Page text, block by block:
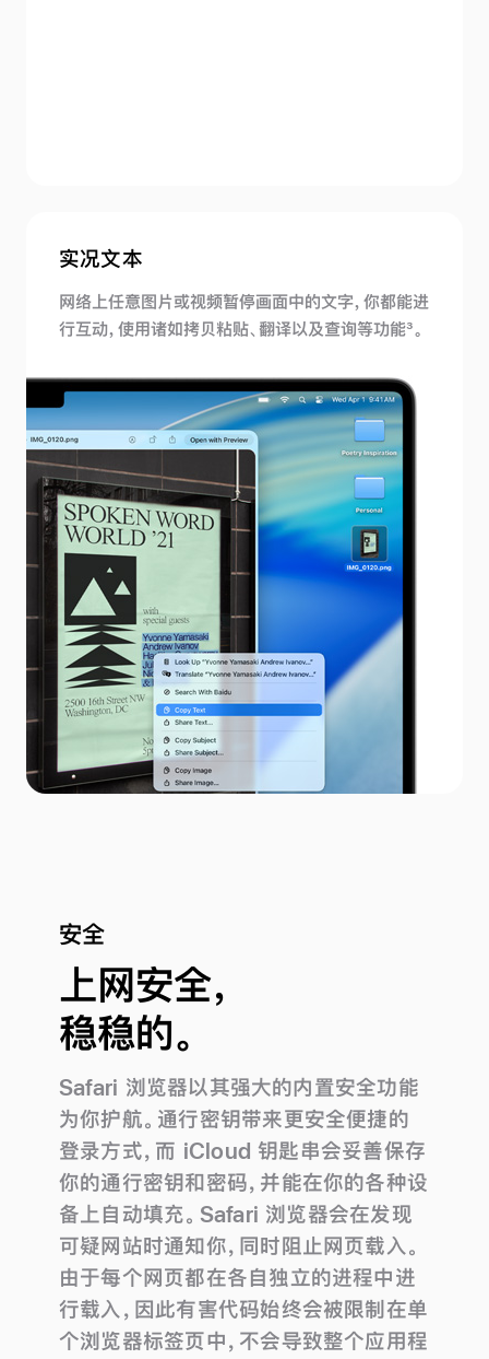
实况文本
网络上任意图片或视频暂停画面中的文字，你都能进
行互动，使用诸如拷贝粘贴、翻译以及查询等功能3。
安全
上网安全，
稳稳的。
Safari 浏览器以其强大的内置安全功能
为你护航。通行密钥带来更安全便捷的
登录方式，而 iCloud 钥匙串会妥善保存
你的通行密钥和密码，并能在你的各种设
备上自动填充。Safari 浏览器会在发现
可疑网站时通知你，同时阻止网页载入。
由于每个网页都在各自独立的进程中进
行载入，因此有害代码始终会被限制在单
个浏览器标签页中，不会导致整个应用程